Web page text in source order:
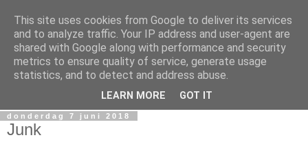
Miguel Santos
Ergens in Rotterdam. Waarschijnlijk in de nacht. Pen en
donderdag 7 juni 2018
Junk
This site uses cookies from Google to deliver its services
and to analyze traffic. Your IP address and user-agent are
shared with Google along with performance and security
metrics to ensure quality of service, generate usage
statistics, and to detect and address abuse.
LEARN MORE GOT IT